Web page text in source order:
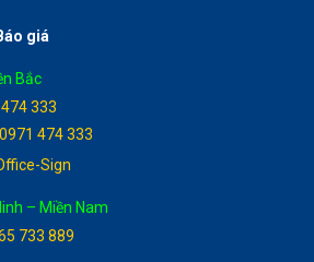
giá
Bắc
333
0971 474 333
Sign
– Miền Nam
733 889